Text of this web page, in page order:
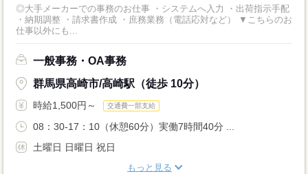
◎大手メーカーでの事務のお仕事 ・システムへ入力 ・出荷指示手配
・納期調整 ・請求書作成 ・庶務業務（電話応対など） ▼こちらのお
仕事以外にも...
一般事務・OA事務
群馬県高崎市/高崎駅（徒歩 10分）
時給1,500円～ 交通費一部支給
08：30-17：10（休憩60分）実働7時間40分 ...
土曜日 日曜日 祝日
もっと見る